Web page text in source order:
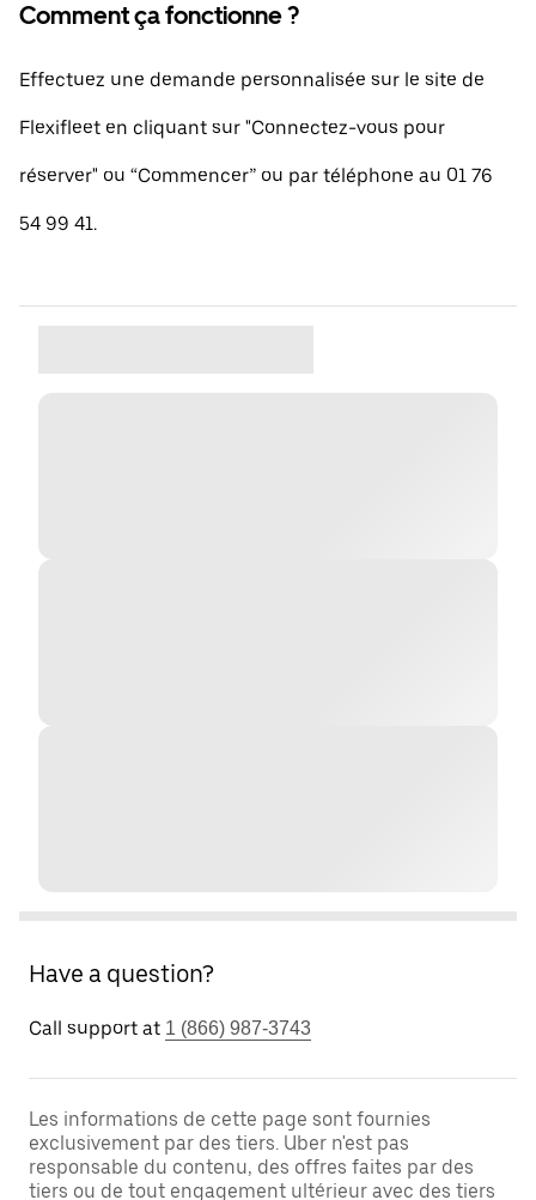
Comment ça fonctionne ?
Effectuez une demande personnalisée sur le site de
Flexifleet en cliquant sur "Connectez-vous pour
réserver" ou “Commencer” ou par téléphone au 01 76
54 99 41.
Have a question?
Call support at 1 (866) 987-3743
Les informations de cette page sont fournies
exclusivement par des tiers. Uber n'est pas
responsable du contenu, des offres faites par des
tiers ou de tout engagement ultérieur avec des tiers